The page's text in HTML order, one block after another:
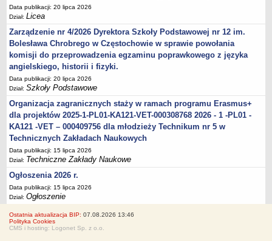
Data publikacji: 20 lipca 2026
Dział:Licea
Zarządzenie nr 4/2026 Dyrektora Szkoły Podstawowej nr 12 im.
Bolesława Chrobrego w Częstochowie w sprawie powołania
komisji do przeprowadzenia egzaminu poprawkowego z języka
angielskiego, historii i fizyki.
Data publikacji: 20 lipca 2026
Dział:Szkoły Podstawowe
Organizacja zagranicznych staży w ramach programu Erasmus+
dla projektów 2025-1-PL01-KA121-VET-000308768 2026 - 1 -PL01 -
KA121 -VET – 000409756 dla młodzieży Technikum nr 5 w
Technicznych Zakładach Naukowych
Data publikacji: 15 lipca 2026
Dział: Techniczne Zakłady Naukowe
Ogłoszenia 2026 r.
Data publikacji: 15 lipca 2026
Dział:Ogłoszenie
Ostatnia aktualizacja BIP: 07.08.2026 13:46
Polityka Cookies
CMS i hosting: Logonet Sp. z o.o.